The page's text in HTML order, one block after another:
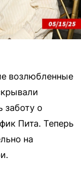
возлюбленные
заботу о
Пита. Теперь
на